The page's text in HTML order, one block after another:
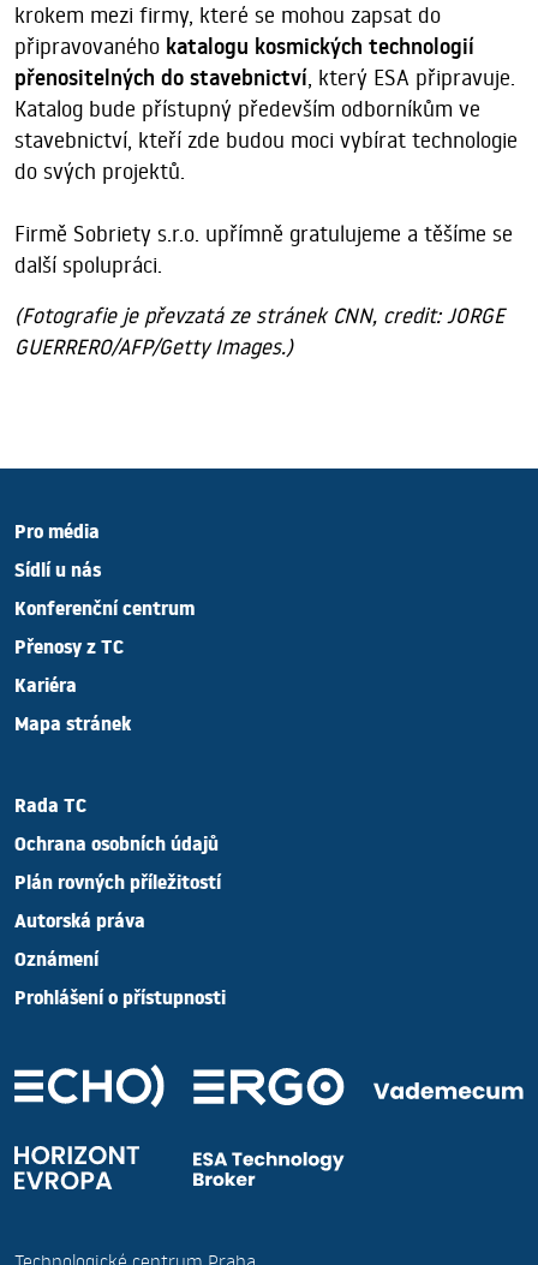
krokem mezi firmy, které se mohou zapsat do
připravovaného katalogu kosmických technologií
přenositelných do stavebnictví, který ESA připravuje.
Katalog bude přístupný především odborníkům ve
stavebnictví, kteří zde budou moci vybírat technologie
do svých projektů.
Firmě Sobriety s.r.o. upřímně gratulujeme a těšíme se
další spolupráci.
(Fotografie je převzatá ze stránek CNN, credit: JORGE
GUERRERO/AFP/Getty Images.)
Pro média
Sídlí u nás
Konferenční centrum
Přenosy z TC
Kariéra
Mapa stránek
Rada TC
Ochrana osobních údajů
Plán rovných příležitostí
Autorská práva
Oznámení
Prohlášení o přístupnosti